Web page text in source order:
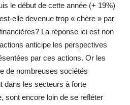
le début de cette année (+ 19%)
elle devenue trop « chère » par
La réponse ici est non
anticipe les perspectives
par ces actions. Or les
de nombreuses sociétés
dans les secteurs à forte
sont encore loin de se refléter